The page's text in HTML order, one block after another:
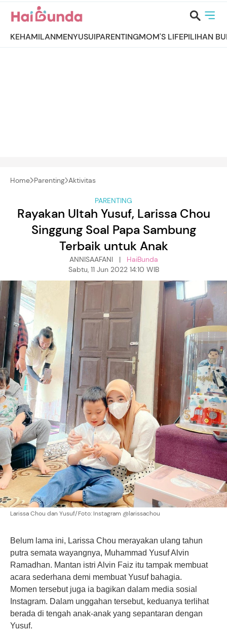
KEHAMILANMENYUSUIPARENTINGMOM'S LIFEPILIHAN
Home Parenting Aktivitas
PARENTING
Rayakan Ultah Yusuf, Larissa Chou
Singgung Soal Papa Sambung
Terbaik untuk Anak
ANNISAAFANI | HaiBunda
Sabtu, 11 Jun 2022 14:10 WIB
Larissa Chou dan Yusuf/Foto: Instagram @larissachou
Belum lama ini, Larissa Chou merayakan ulang tahun
putra semata wayangnya, Muhammad Yusuf Alvin
Ramadhan. Mantan istri Alvin Faiz itu tampak membuat
acara sederhana demi membuat Yusuf bahagia.
Momen tersebut juga ia bagikan dalam media sosial
Instagram. Dalam unggahan tersebut, keduanya terlihat
berada di tengah anak-anak yang sepantaran dengan
Yusuf.